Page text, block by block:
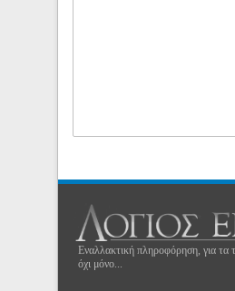
Εναλλακτική πληροφόρηση, για τα
όχι μόνο...